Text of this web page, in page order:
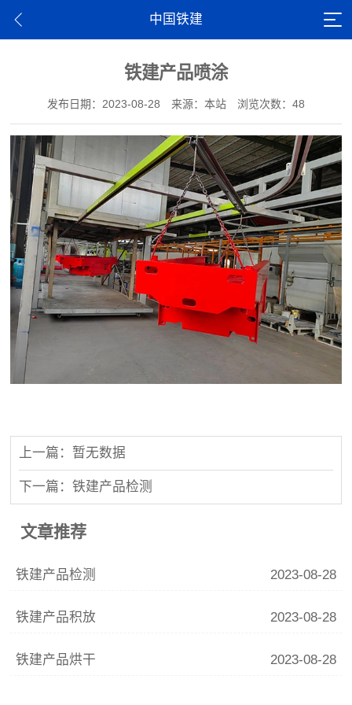
中国铁建
铁建产品喷涂
发布日期：2023-08-28 来源：本站 浏览次数：48
上一篇：暂无数据
下一篇：铁建产品检测
文章推荐
铁建产品检测 2023-08-28
铁建产品积放 2023-08-28
铁建产品烘干 2023-08-28